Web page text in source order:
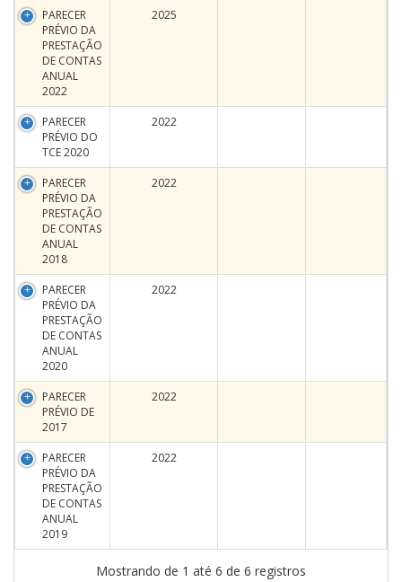
PARECER
PRÉVIO DA
PRESTAÇÃO
DE CONTAS
ANUAL
2022
2025
PARECER
PRÉVIO DO
TCE 2020
2022
PARECER
PRÉVIO DA
PRESTAÇÃO
DE CONTAS
ANUAL
2018
2022
PARECER
PRÉVIO DA
PRESTAÇÃO
DE CONTAS
ANUAL
2020
2022
PARECER
PRÉVIO DE
2017
2022
PARECER
PRÉVIO DA
PRESTAÇÃO
DE CONTAS
ANUAL
2019
2022
Mostrando de 1 até 6 de 6 registros